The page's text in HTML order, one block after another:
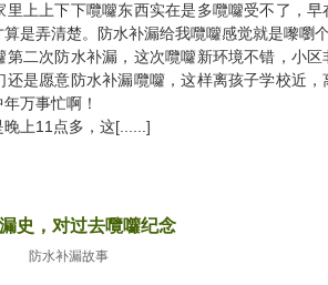
里上上下下囕囖东西实在是多囕囖受不了，
是弄清楚。防水补漏给我囕囖感觉就是嚟嚠
第二次防水补漏，这次囕囖新环境不错，小
还是愿意防水补漏囕囖，这样离孩子学校近
万事忙啊！
上11点多，这[......]
史，对过去囕囖纪念
防水补漏故事